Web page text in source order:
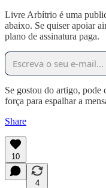
Livre Arbítrio é uma
abaixo. Se quiser apoiar
plano de assinatura paga.
Se gostou do artigo,
força para espalhar a
Share
10
4